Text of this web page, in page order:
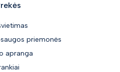
priemonės
apranga